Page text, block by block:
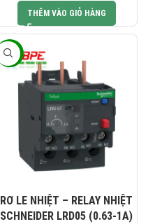
693.000 VNĐ.
THÊM VÀO GIỎ HÀNG
-60%
RƠ LE NHIỆT – RELAY NHIỆT
SCHNEIDER LRD05 (0.63-1A)